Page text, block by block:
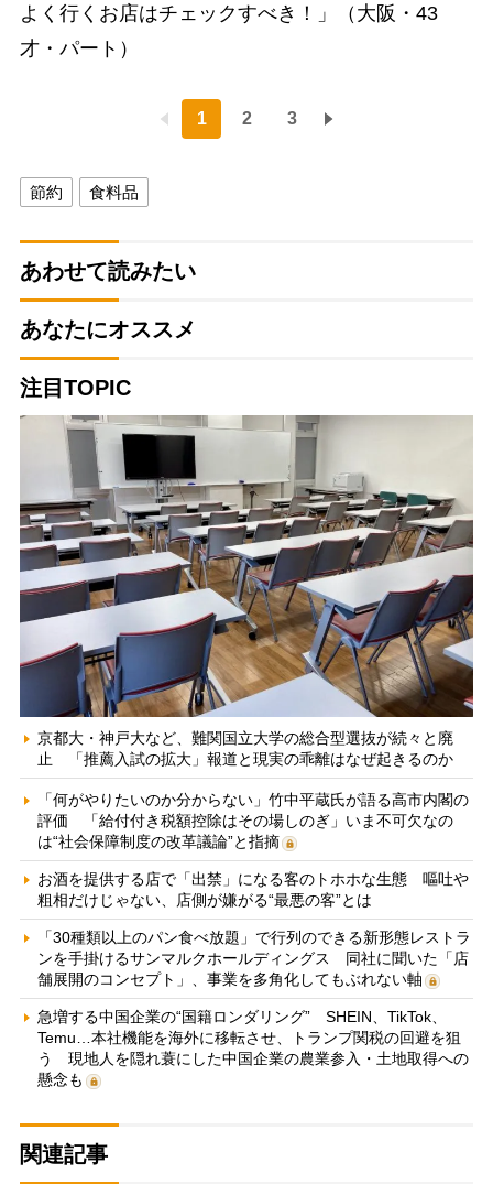
よく行くお店はチェックすべき！」（大阪・43
才・パート）
1 2 3
節約 食料品
あわせて読みたい
あなたにオススメ
注目TOPIC
京都大・神戸大など、難関国立大学の総合型選抜が続々と廃
止 「推薦入試の拡大」報道と現実の乖離はなぜ起きるのか
「何がやりたいのか分からない」竹中平蔵氏が語る高市内閣の
評価 「給付付き税額控除はその場しのぎ」いま不可欠なの
は“社会保障制度の改革議論”と指摘
お酒を提供する店で「出禁」になる客のトホホな生態 嘔吐や
粗相だけじゃない、店側が嫌がる“最悪の客”とは
「30種類以上のパン食べ放題」で行列のできる新形態レストラ
ンを手掛けるサンマルクホールディングス 同社に聞いた「店
舗展開のコンセプト」、事業を多角化してもぶれない軸
急増する中国企業の“国籍ロンダリング” SHEIN、TikTok、
Temu…本社機能を海外に移転させ、トランプ関税の回避を狙
う 現地人を隠れ蓑にした中国企業の農業参入・土地取得への
懸念も
関連記事